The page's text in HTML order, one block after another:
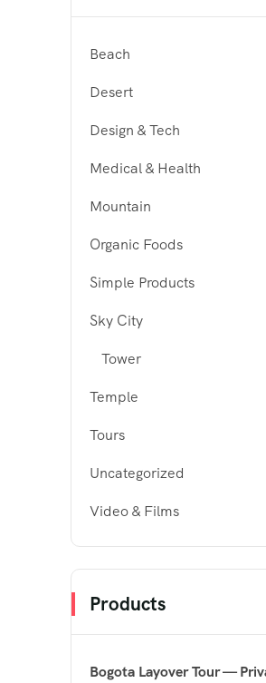
Beach
Desert
Design & Tech
Medical & Health
Mountain
Organic Foods
Simple Products
Sky City
Tower
Temple
Tours
Uncategorized
Video & Films
Products
Bogota Layover Tour —